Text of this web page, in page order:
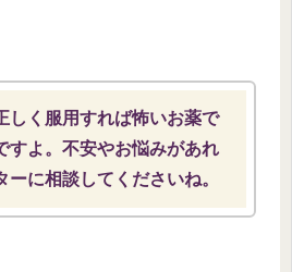
しく服用すれば怖いお薬で
すよ。不安やお悩みがあれ
ーに相談してくださいね。